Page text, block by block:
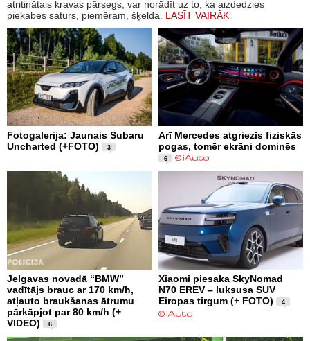
atritinātais kravas pārsegs, var norādīt uz to, ka aizdedzies
piekabes saturs, piemēram, šķelda. LASĪT VAIRĀK
Fotogalerija: Jaunais Subaru
Uncharted (+FOTO)
3
Arī Mercedes atgriezīs fiziskās
pogas, tomēr ekrāni dominēs
6
Jelgavas novadā “BMW”
vadītājs brauc ar 170 km/h,
atļauto braukšanas ātrumu
pārkāpjot par 80 km/h (+
VIDEO)
6
Xiaomi piesaka SkyNomad
N70 EREV – luksusa SUV
Eiropas tirgum (+ FOTO)
4